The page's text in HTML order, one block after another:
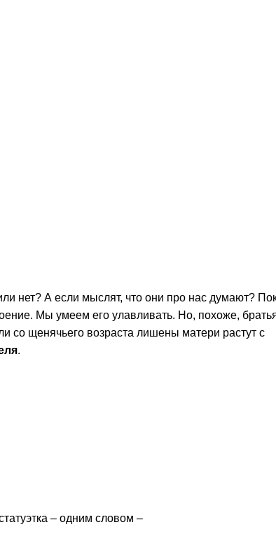
нет? А если мыслят, что они про нас думают?
Мы умеем его улавливать. Но, похоже,
щенячьего возраста лишены матери растут с
.
– одним словом –